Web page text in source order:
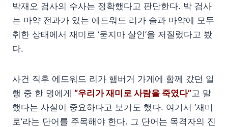
박재오 검사의 수사는 정확했다고 판단한다. 박 검사
는 마약 전과가 있는 에드워드 리가 술과 마약에 모두
취한 상태에서 재미로 ‘묻지마 살인’을 저질렀다고 봤
다.
사건 직후 에드워드 리가 햄버거 가게에 함께 갔던 일
행 중 한 명에게 “우리가 재미로 사람을 죽였다”고 말
했다는 사실이 중요하다고 보기도 했다. 여기서 ‘재미
로’라는 단어를 주목해야 한다. 그 단어는 목격자의 진